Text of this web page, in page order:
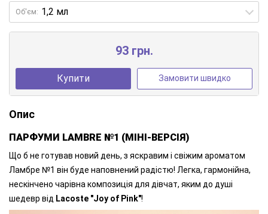
Об'єм:
93 грн.
Купити Замовити швидко
Опис
ПАРФУМИ LAMBRE №1 (МІНІ-ВЕРСІЯ)
Що б не готував новий день, з яскравим і свіжим ароматом
Ламбре №1 він буде наповнений радістю! Легка, гармонійна,
нескінчено чарівна композиція для дівчат, яким до душі
шедевр від Lacoste "Joy of Pink"!